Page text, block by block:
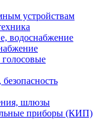
устройствам
водоснабжение
шлюзы
приборы (КИП)